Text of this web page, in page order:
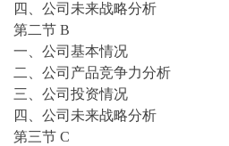
四、公司未来战略分析
第二节 B
一、公司基本情况
二、公司产品竞争力分析
三、公司投资情况
四、公司未来战略分析
第三节 C